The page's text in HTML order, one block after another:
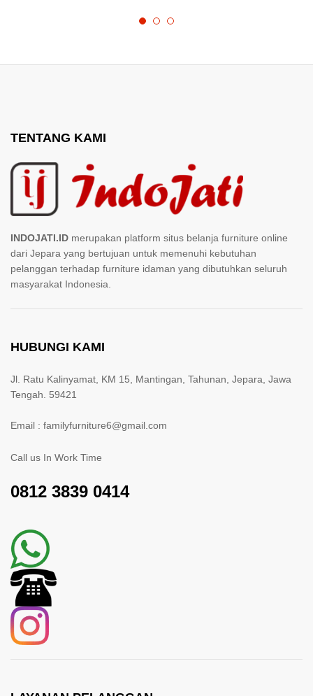
TENTANG KAMI
INDOJATI.ID merupakan platform situs belanja furniture online
dari Jepara yang bertujuan untuk memenuhi kebutuhan
pelanggan terhadap furniture idaman yang dibutuhkan seluruh
masyarakat Indonesia.
HUBUNGI KAMI
Jl. Ratu Kalinyamat, KM 15, Mantingan, Tahunan, Jepara, Jawa
Tengah. 59421
Email : familyfurniture6@gmail.com
Call us In Work Time
0812 3839 0414